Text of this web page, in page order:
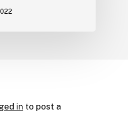
in to post a